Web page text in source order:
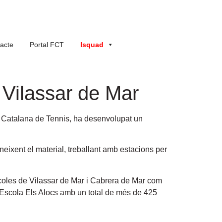
Portal FCT Isquad
de Mar
de Tennis, ha desenvolupat un
el material, treballant amb estacions per
de Vilassar de Mar i Cabrera de Mar com
Els Alocs amb un total de més de 425